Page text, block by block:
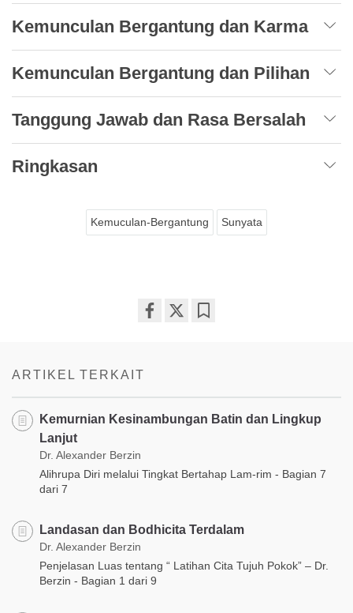
Kemunculan Bergantung dan Karma
Kemunculan Bergantung dan Pilihan
Tanggung Jawab dan Rasa Bersalah
Ringkasan
Kemuculan-Bergantung Sunyata
ARTIKEL TERKAIT
Kemurnian Kesinambungan Batin dan Lingkup
Lanjut
Dr. Alexander Berzin
Alihrupa Diri melalui Tingkat Bertahap Lam-rim - Bagian 7
dari 7
Landasan dan Bodhicita Terdalam
Dr. Alexander Berzin
Penjelasan Luas tentang “ Latihan Cita Tujuh Pokok” – Dr.
Berzin - Bagian 1 dari 9